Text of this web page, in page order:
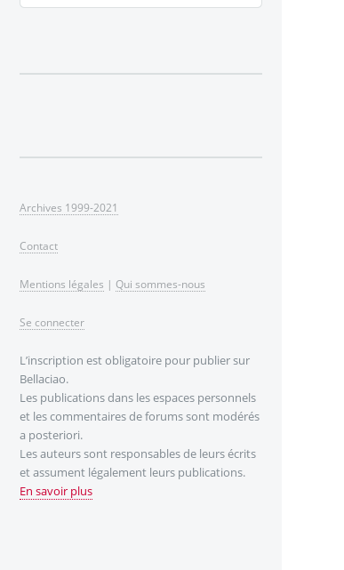
Archives 1999-2021
Contact
Mentions légales | Qui sommes-nous
Se connecter
L’inscription est obligatoire pour publier sur
Bellaciao.
Les publications dans les espaces personnels
et les commentaires de forums sont modérés
a posteriori.
Les auteurs sont responsables de leurs écrits
et assument légalement leurs publications.
En savoir plus